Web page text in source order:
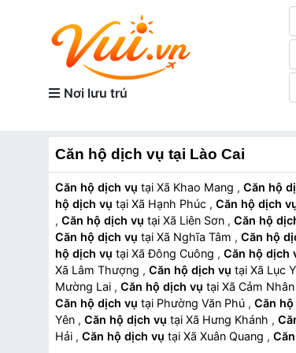
Nơi lưu trú
Căn hộ dịch vụ tại Lào Cai
Căn hộ dịch vụ tại Xã Khao Mang , Căn hộ
hộ dịch vụ
tại Xã Hạnh Phúc , Căn hộ dịch
, Căn hộ dịch vụ tại Xã Liên Sơn , Căn hộ
Căn hộ dịch vụ
tại Xã Nghĩa Tâm , Căn hộ
hộ dịch vụ
tại Xã Đông Cuông , Căn hộ dịch
Xã Lâm Thượng , Căn hộ dịch vụ tại Xã Lục
Mường Lai , Căn hộ dịch vụ tại Xã Cảm Nhân
Căn hộ dịch vụ
tại Phường Văn Phú , Căn
Yên , Căn hộ dịch vụ tại Xã Hưng Khánh ,
Hải , Căn hộ dịch vụ tại Xã Xuân Quang ,